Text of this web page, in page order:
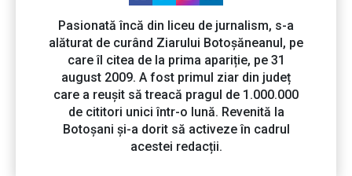
Pasionată încă din liceu de jurnalism, s-a
alăturat de curând Ziarului Botoșăneanul, pe
care îl citea de la prima apariție, pe 31
august 2009. A fost primul ziar din județ
care a reușit să treacă pragul de 1.000.000
de cititori unici într-o lună. Revenită la
Botoșani și-a dorit să activeze în cadrul
acestei redacții.